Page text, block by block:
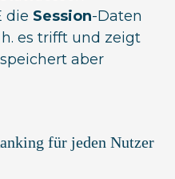
die Session-Daten
h. es trifft und zeigt
aber
für jeden Nutzer